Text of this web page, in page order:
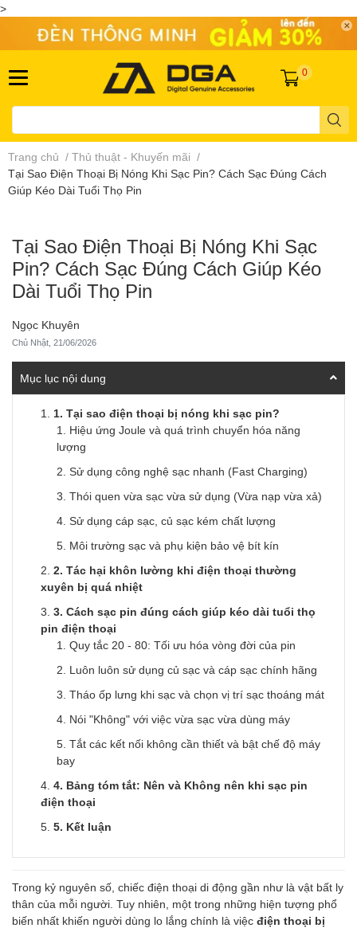
>
0
Trang chủ / Thủ thuật - Khuyến mãi /
Tại Sao Điện Thoại Bị Nóng Khi Sạc Pin? Cách Sạc Đúng Cách
Giúp Kéo Dài Tuổi Thọ Pin
Tại Sao Điện Thoại Bị Nóng Khi Sạc
Pin? Cách Sạc Đúng Cách Giúp Kéo
Dài Tuổi Thọ Pin
Ngọc Khuyên
Chủ Nhật, 21/06/2026
Mục lục nội dung
1. Tại sao điện thoại bị nóng khi sạc pin?
Hiệu ứng Joule và quá trình chuyển hóa năng
lượng
Sử dụng công nghệ sạc nhanh (Fast Charging)
Thói quen vừa sạc vừa sử dụng (Vừa nạp vừa xả)
Sử dụng cáp sạc, củ sạc kém chất lượng
Môi trường sạc và phụ kiện bảo vệ bít kín
2. Tác hại khôn lường khi điện thoại thường
xuyên bị quá nhiệt
3. Cách sạc pin đúng cách giúp kéo dài tuổi thọ
pin điện thoại
Quy tắc 20 - 80: Tối ưu hóa vòng đời của pin
Luôn luôn sử dụng củ sạc và cáp sạc chính hãng
Tháo ốp lưng khi sạc và chọn vị trí sạc thoáng mát
Nói "Không" với việc vừa sạc vừa dùng máy
Tắt các kết nối không cần thiết và bật chế độ máy
bay
4. Bảng tóm tắt: Nên và Không nên khi sạc pin
điện thoại
5. Kết luận
Trong kỷ nguyên số, chiếc điện thoại di động gần như là vật bất ly
thân của mỗi người. Tuy nhiên, một trong những hiện tượng phổ
biến nhất khiến người dùng lo lắng chính là việc điện thoại bị